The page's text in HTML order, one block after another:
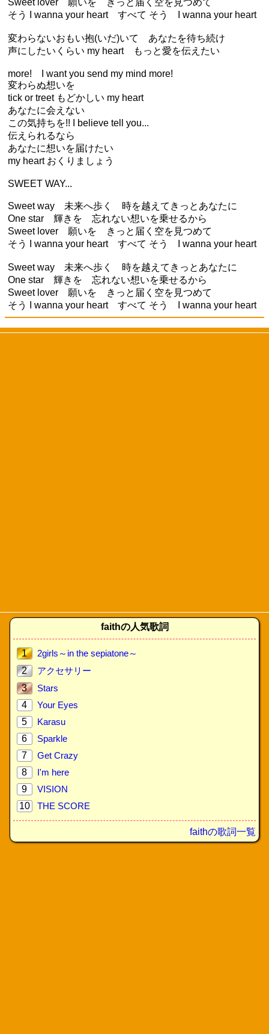
Sweet lover 願いを きっと届く空を見つめて
そう I wanna your heart すべて そう I wanna your heart
変わらないおもい抱(いだ)いて あなたを待ち続け
声にしたいくらい my heart もっと愛を伝えたい
more! I want you send my mind more!
変わらぬ想いを
tick or treet もどかしい my heart
あなたに会えない
この気持ちを!! I believe tell you...
伝えられるなら
あなたに想いを届けたい
my heart おくりましょう
SWEET WAY...
Sweet way 未来へ歩く 時を越えてきっとあなたに
One star 輝きを 忘れない想いを乗せるから
Sweet lover 願いを きっと届く空を見つめて
そう I wanna your heart すべて そう I wanna your heart
Sweet way 未来へ歩く 時を越えてきっとあなたに
One star 輝きを 忘れない想いを乗せるから
Sweet lover 願いを きっと届く空を見つめて
そう I wanna your heart すべて そう I wanna your heart
faithの人気歌詞
1
2girls～in the sepiatone～
2
アクセサリー
3
Stars
4
Your Eyes
5
Karasu
6
Sparkle
7
Get Crazy
8
I'm here
9
VISION
10
THE SCORE
faithの歌詞一覧